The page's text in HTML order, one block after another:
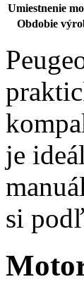
Umiestnenie
Obdobie
je
si